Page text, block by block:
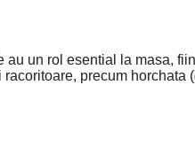
un rol esential la masa,
precum horchata